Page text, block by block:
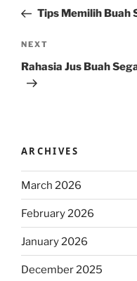
PostTips Memilih Buah
Next
Post
NEXT
Rahasia Jus Buah
ARCHIVES
March 2026
February 2026
January 2026
December 2025